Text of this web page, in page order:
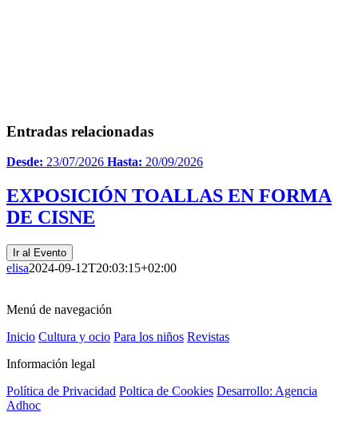
Entradas relacionadas
Desde: 23/07/2026 Hasta: 20/09/2026
EXPOSICIÓN TOALLAS EN FORMA
DE CISNE
Ir al Evento
elisa2024-09-12T20:03:15+02:00
Menú de navegación
Inicio Cultura y ocio Para los niños Revistas
Información legal
Política de Privacidad Poltica de Cookies Desarrollo: Agencia
Adhoc